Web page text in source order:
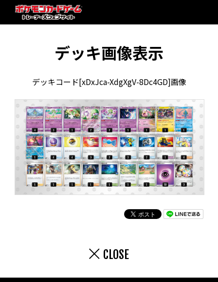
デッキ画像表示
デッキコード[xDxJca-XdgXgV-8Dc4GD]画像
CLOSE